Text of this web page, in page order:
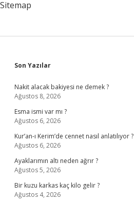
Sitemap
Sidebar
Son Yazılar
Nakit alacak bakiyesi ne demek ?
Ağustos 8, 2026
Esma ismi var mı ?
Ağustos 6, 2026
Kur’an-ı Kerim’de cennet nasıl anlatılıyor ?
Ağustos 6, 2026
Ayaklarımın altı neden ağrır ?
Ağustos 5, 2026
Bir kuzu karkas kaç kilo gelir ?
Ağustos 4, 2026